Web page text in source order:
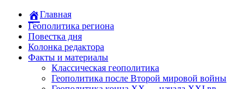
Главная
Геополитика региона
Повестка дня
Колонка редактора
Факты и материалы
Классическая геополитика
Геополитика после Второй мировой войны